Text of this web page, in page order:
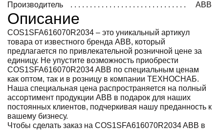
Производитель
ABB
Описание
COS1SFA616070R2034 – это уникальный артикул
товара от известного бренда ABB, который
предлагается по привлекательной розничной цене за
единицу. Не упустите возможность приобрести
COS1SFA616070R2034 ABB по специальным ценам
как оптом, так и в розницу в компании ТЕХНОСНАБ.
Наша специальная цена распространяется на полный
ассортимент продукции ABB в подарок для наших
постоянных клиентов, подчеркивая нашу преданность к
вашему бизнесу.
Чтобы сделать заказ на COS1SFA616070R2034 ABB в